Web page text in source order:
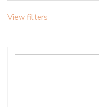
View filters